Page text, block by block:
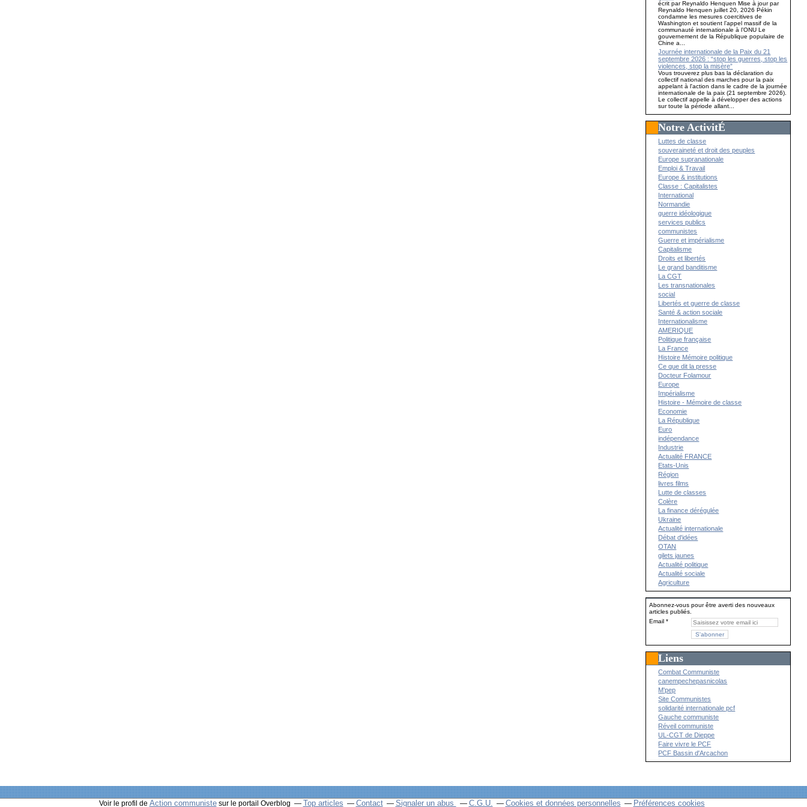
écrit par Reynaldo Henquen Mise à jour par
Reynaldo Henquen juillet 20, 2026 Pékin
condamne les mesures coercitives de
Washington et soutient l’appel massif de la
communauté internationale à l’ONU Le
gouvernement de la République populaire de
Chine a...
Journée internationale de la Paix du 21
septembre 2026 : “stop les guerres, stop les
violences, stop la misère”
Vous trouverez plus bas la déclaration du
collectif national des marches pour la paix
appelant à l'action dans le cadre de la journée
internationale de la paix (21 septembre 2026).
Le collectif appelle à développer des actions
sur toute la période allant...
Notre ActivitÉ
Luttes de classe
souveraineté et droit des peuples
Europe supranationale
Emploi & Travail
Europe & institutions
Classe : Capitalistes
International
Normandie
guerre idéologique
services publics
communistes
Guerre et impérialisme
Capitalisme
Droits et libertés
Le grand banditisme
La CGT
Les transnationales
social
Libertés et guerre de classe
Santé & action sociale
Internationalisme
AMERIQUE
Politique française
La France
Histoire Mémoire politique
Ce que dit la presse
Docteur Folamour
Europe
Impérialisme
Histoire - Mémoire de classe
Economie
La République
Euro
indépendance
Industrie
Actualité FRANCE
Etats-Unis
Région
livres films
Lutte de classes
Colère
La finance dérégulée
Ukraine
Actualité internationale
Débat d'idées
OTAN
gilets jaunes
Actualité politique
Actualité sociale
Agriculture
Abonnez-vous pour être averti des nouveaux
articles publiés.
Email
Liens
Combat Communiste
canempechepasnicolas
M'pep
Site Communistes
solidarité internationale pcf
Gauche communiste
Réveil communiste
UL-CGT de Dieppe
Faire vivre le PCF
PCF Bassin d'Arcachon
Voir le profil de Action communistesur le portail Overblog Top articles Contact Signaler un abus C.G.U. Cookies et données personnelles Préférences cookies